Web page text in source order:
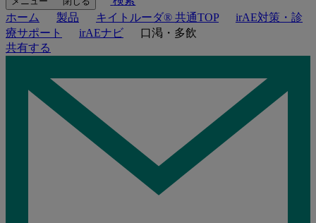
ホーム
製品 キイトルーダ® 共通TOP
irAE対策・診
療サポート
irAEナビ
口渇・多飲
共有する